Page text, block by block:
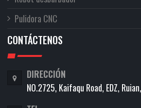
Pulidora CNC
CONTÁCTENOS
DIRECCIÓN
NO.2725, Kaifaqu Road, EDZ,